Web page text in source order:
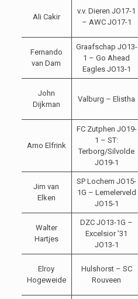
Ali Cakir
v.v. Dieren JO17-1
– AWC JO17-1
Fernando
van Dam
Graafschap JO13-
1 – Go Ahead
Eagles JO13-1
John
Dijkman
Valburg – Elistha
Arno Elfrink
FC Zutphen JO19-
1 – ST:
Terborg/Silvolde
JO19-1
Jim van
Elken
SP Lochem JO15-
1G – Lemelerveld
JO15-1
Walter
Hartjes
DZC JO13-1G –
Excelsior ’31
JO13-1
Elroy
Hogeweide
Hulshorst – SC
Rouveen